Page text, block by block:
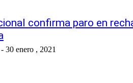
confirma paro en
- 30 enero , 2021